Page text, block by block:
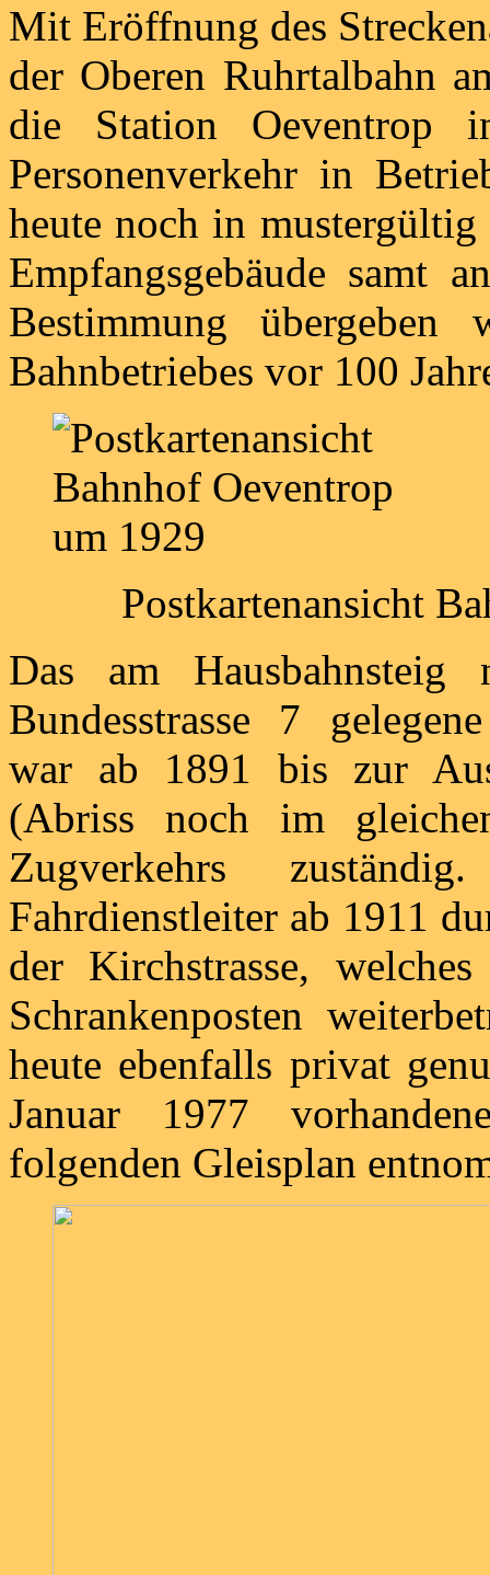
Mit Eröffnung des
der Oberen Ruhrtalbahn
die Station Oeventrop
Personenverkehr in
heute noch in
Empfangsgebäude samt
Bestimmung
Bahnbetriebes vor 100
Postkartenansicht
Das am Hausbahnsteig
Bundesstrasse 7
war ab 1891 bis zur
(Abriss noch im
Zugverkehrs
Fahrdienstleiter ab 1911
der Kirchstrasse,
Schrankenposten
heute ebenfalls privat
Januar 1977
folgenden Gleisplan